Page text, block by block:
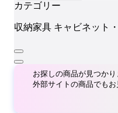
カテゴリー
収納家具 キャビネット
お探しの商品が見つかり
外部サイトの商品でもお